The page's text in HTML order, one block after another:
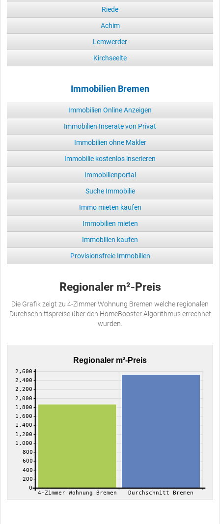
Riede
Achim
Lemwerder
Kirchseelte
Immobilien Bremen
Immobilien Online Anzeigen
Immobilien Inserate von Privat
Immobilien ohne Makler
Immobilie kostenlos inserieren
Immobilienportal
Suche Immobilie
Immo mieten kaufen
Immobilien mieten
Immobilien kaufen
Provisionsfreie Immobilien
Regionaler m²-Preis
Die Grafik zeigt zu 4-Zimmer Wohnung Bremen welche regionalen
Durchschnittspreise über den HomeBooster Algorithmus errechnet
wurden.
Regionaler m²-Preis
0
200
400
600
800
1,000
1,200
1,400
1,600
1,800
2,000
2,200
2,400
2,600
4-Zimmer Wohnung Bremen Durchschnitt Bremen